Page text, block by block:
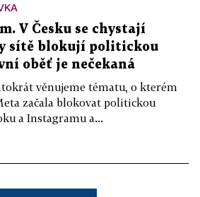
V Česku se chystají
sítě blokují politickou
oběť je nečekaná
věnujeme tématu, o kterém
začala blokovat politickou
a Instagramu a...